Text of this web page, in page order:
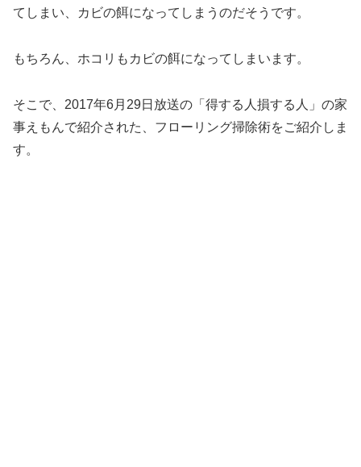
てしまい、カビの餌になってしまうのだそうです。
もちろん、ホコリもカビの餌になってしまいます。
そこで、2017年6月29日放送の「得する人損する人」の家
事えもんで紹介された、フローリング掃除術をご紹介しま
す。